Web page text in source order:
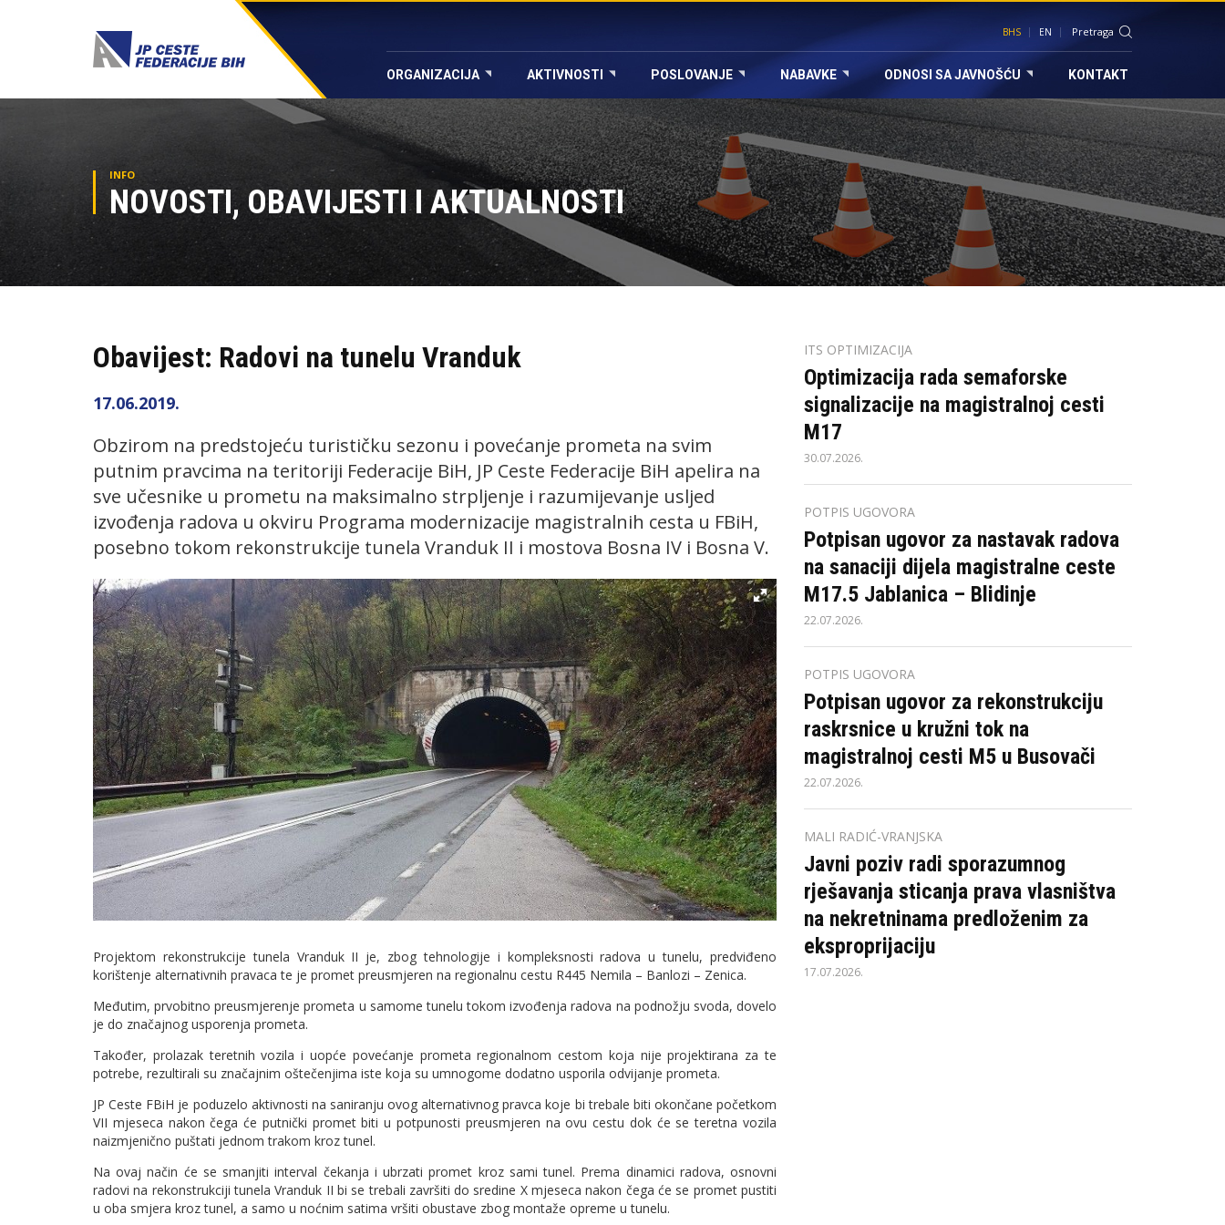
BHS EN
ORGANIZACIJA AKTIVNOSTI POSLOVANJE NABAVKE ODNOSI SA JAVNOŠĆU KONTAKT
INFO
NOVOSTI, OBAVIJESTI I AKTUALNOSTI
Obavijest: Radovi na tunelu Vranduk
17.06.2019.
Obzirom na predstojeću turističku sezonu i povećanje prometa na svim
putnim pravcima na teritoriji Federacije BiH, JP Ceste Federacije BiH apelira na
sve učesnike u prometu na maksimalno strpljenje i razumijevanje usljed
izvođenja radova u okviru Programa modernizacije magistralnih cesta u FBiH,
posebno tokom rekonstrukcije tunela Vranduk II i mostova Bosna IV i Bosna V.
Projektom rekonstrukcije tunela Vranduk II je, zbog tehnologije i kompleksnosti radova u tunelu, predviđeno
korištenje alternativnih pravaca te je promet preusmjeren na regionalnu cestu R445 Nemila – Banlozi – Zenica.
Međutim, prvobitno preusmjerenje prometa u samome tunelu tokom izvođenja radova na podnožju svoda, dovelo
je do značajnog usporenja prometa.
Također, prolazak teretnih vozila i uopće povećanje prometa regionalnom cestom koja nije projektirana za te
potrebe, rezultirali su značajnim oštečenjima iste koja su umnogome dodatno usporila odvijanje prometa.
JP Ceste FBiH je poduzelo aktivnosti na saniranju ovog alternativnog pravca koje bi trebale biti okončane početkom
VII mjeseca nakon čega će putnički promet biti u potpunosti preusmjeren na ovu cestu dok će se teretna vozila
naizmjenično puštati jednom trakom kroz tunel.
Na ovaj način će se smanjiti interval čekanja i ubrzati promet kroz sami tunel. Prema dinamici radova, osnovni
radovi na rekonstrukciji tunela Vranduk II bi se trebali završiti do sredine X mjeseca nakon čega će se promet pustiti
u oba smjera kroz tunel, a samo u noćnim satima vršiti obustave zbog montaže opreme u tunelu.
ITS OPTIMIZACIJA
Optimizacija rada semaforske
signalizacije na magistralnoj cesti
M17
30.07.2026.
POTPIS UGOVORA
Potpisan ugovor za nastavak radova
na sanaciji dijela magistralne ceste
M17.5 Jablanica – Blidinje
22.07.2026.
POTPIS UGOVORA
Potpisan ugovor za rekonstrukciju
raskrsnice u kružni tok na
magistralnoj cesti M5 u Busovači
22.07.2026.
MALI RADIĆ-VRANJSKA
Javni poziv radi sporazumnog
rješavanja sticanja prava vlasništva
na nekretninama predloženim za
eksproprijaciju
17.07.2026.